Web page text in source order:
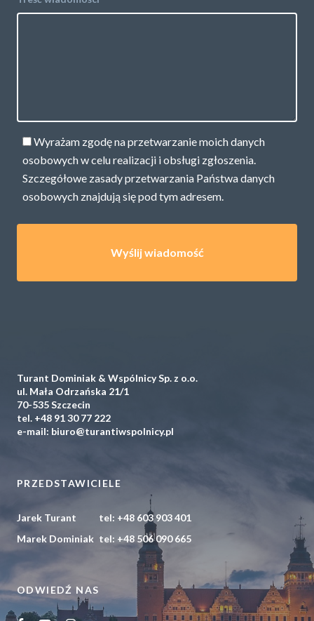
Wyrażam zgodę na przetwarzanie moich danych
osobowych w celu realizacji i obsługi zgłoszenia.
Szczegółowe zasady przetwarzania Państwa danych
osobowych znajdują się podtym adresem.
Turant Dominiak & Wspólnicy Sp. z o.o.
ul. Mała Odrzańska 21/1
70-535 Szczecin
tel. +48 91 30 77 222
e-mail: biuro@turantiwspolnicy.pl
PRZEDSTAWICIELE
Jarek Turant tel: +48 603 903 401
Marek Dominiak tel: +48 506 090 665
ODWIEDŹ NAS